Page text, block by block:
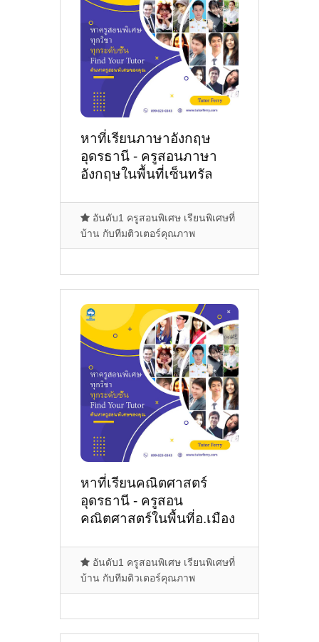
หาที่เรียนภาษาอังกฤษ
อุดรธานี - ครูสอนภาษา
อังกฤษในพื้นที่เซ็นทรัล
อุดรธานี,อ.หนองวัวซอ
อันดับ1 ครูสอนพิเศษ เรียนพิเศษที่
บ้าน กับทีมติวเตอร์คุณภาพ
หาที่เรียนคณิตศาสตร์
อุดรธานี - ครูสอน
คณิตศาสตร์ในพื้นที่อ.เมือง
พร้าว,อ.กุดจับ
อันดับ1 ครูสอนพิเศษ เรียนพิเศษที่
บ้าน กับทีมติวเตอร์คุณภาพ